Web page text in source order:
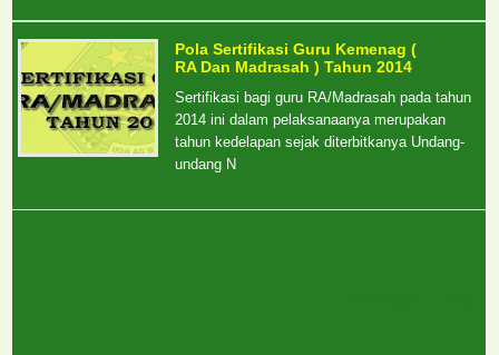
Pola Sertifikasi Guru Kemenag (
RA Dan Madrasah ) Tahun 2014
Sertifikasi bagi guru RA/Madrasah pada tahun
2014 ini dalam pelaksanaanya merupakan
tahun kedelapan sejak diterbitkanya Undang-
undang N